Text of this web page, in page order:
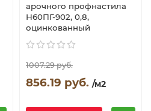
арочного профнастила
Н60ПГ-902, 0,8,
оцинкованный
1007.29 руб.
856.19 руб. /м2